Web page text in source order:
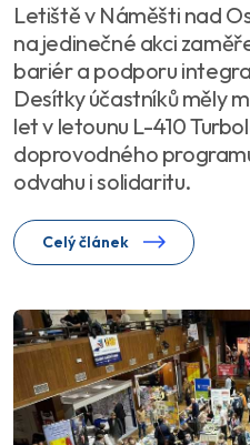
Letiště v Náměšti nad
na jedinečné akci
bariér a podporu
Desítky účastníků měly
let v letounu L-410
doprovodného
odvahu i solidaritu.
Celý článek